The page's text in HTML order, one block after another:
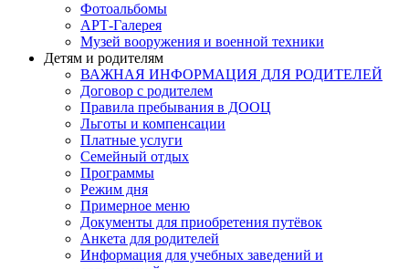
Фотоальбомы
АРТ-Галерея
Музей вооружения и военной техники
Детям и родителям
ВАЖНАЯ ИНФОРМАЦИЯ ДЛЯ РОДИТЕЛЕЙ
Договор с родителем
Правила пребывания в ДООЦ
Льготы и компенсации
Платные услуги
Семейный отдых
Программы
Режим дня
Примерное меню
Документы для приобретения путёвок
Анкета для родителей
Информация для учебных заведений и